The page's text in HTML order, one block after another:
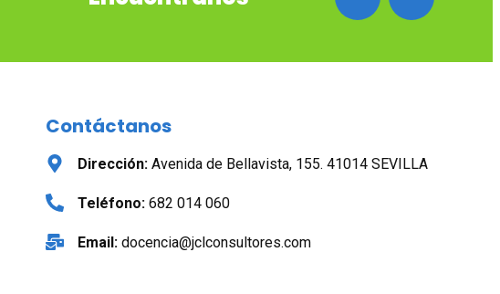
Contáctanos
Dirección: Avenida de Bellavista, 155. 41014 SEVILLA
Teléfono: 682 014 060
Email: docencia@jclconsultores.com